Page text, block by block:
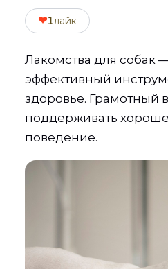
❤1лайк
Лакомства для собак
эффективный
здоровье.
поддерживать
поведение.